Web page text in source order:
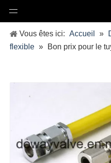
Vous êtes ici: Accueil »
flexible » Bon prix pour le